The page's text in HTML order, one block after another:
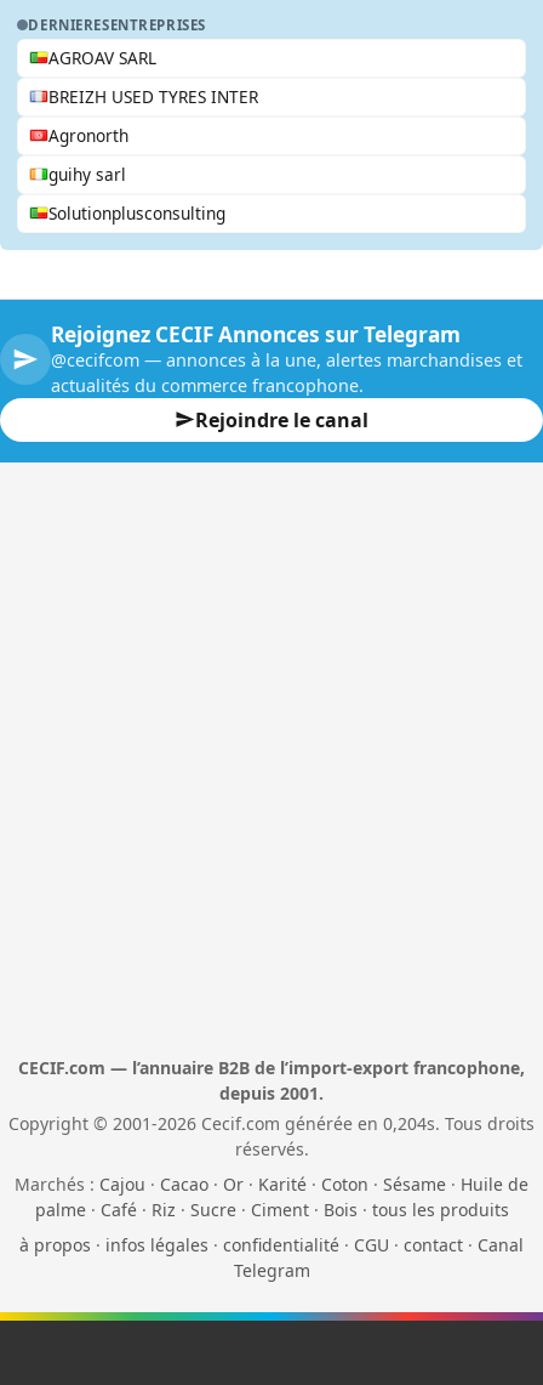
DERNIERESENTREPRISES
AGROAV SARL
BREIZH USED TYRES INTER
Agronorth
guihy sarl
Solutionplusconsulting
Rejoignez CECIF Annonces sur Telegram
@cecifcom — annonces à la une, alertes marchandises et
actualités du commerce francophone.
Rejoindre le canal
CECIF.com — l’annuaire B2B de l’import-export francophone,
depuis 2001.
Copyright © 2001-2026 Cecif.com générée en 0,204s. Tous droits
réservés.
Marchés : Cajou · Cacao · Or · Karité · Coton · Sésame · Huile de
palme· Café· Riz · Sucre· Ciment· Bois · tous les produits
à propos · infos légales · confidentialité · CGU · contact · Canal
Telegram